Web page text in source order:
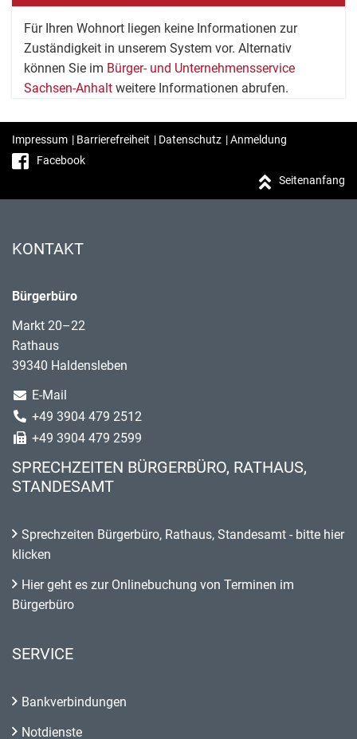
Für Ihren Wohnort liegen keine Informationen zur
Zuständigkeit in unserem System vor. Alternativ
können Sie im Bürger- und Unternehmensservice
Sachsen-Anhalt weitere Informationen abrufen.
Impressum | Barrierefreiheit | Datenschutz |Anmeldung
Facebook
Seitenanfang
KONTAKT
Bürgerbüro
Markt 20–22
Rathaus
39340 Haldensleben
E-Mail
+49 3904 479 2512
+49 3904 479 2599
SPRECHZEITEN BÜRGERBÜRO, RATHAUS,
STANDESAMT
Sprechzeiten Bürgerbüro, Rathaus, Standesamt - bitte hier
klicken
Hier geht es zur Onlinebuchung von Terminen im
Bürgerbüro
SERVICE
Bankverbindungen
Notdienste